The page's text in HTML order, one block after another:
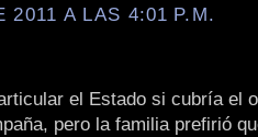
2011 A LAS 4:01 P.M.
el Estado si cubría el
pero la familia prefirió